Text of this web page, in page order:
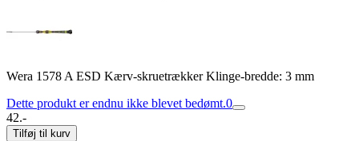
Wera 1578 A ESD Kærv-skruetrækker Klinge-bredde: 3 mm
Dette produkt er endnu ikke blevet bedømt.0
42.-
Tilføj til kurv